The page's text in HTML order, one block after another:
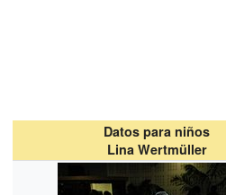
Datos para niños
Lina Wertmüller